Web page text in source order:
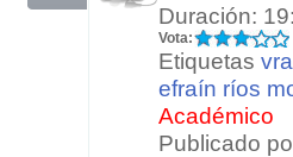
Duración:
Vota:
Etiquetas
efraín ríos
Académico
Publicado